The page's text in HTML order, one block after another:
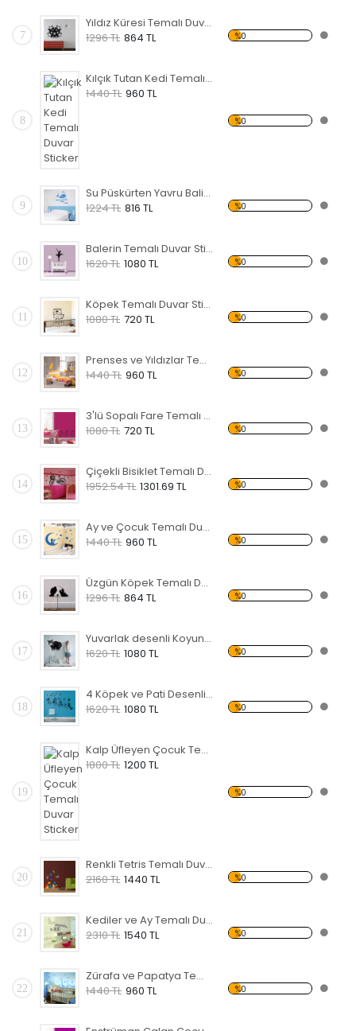
7
Yıldız Küresi Temalı Duvar Sticker
1296 TL 864 TL %0
8
Kılçık Tutan Kedi Temalı Duvar Sticker
1440 TL 960 TL
%0
9
Su Püskürten Yavru Balina Temalı Duvar Sticker
1224 TL 816 TL %0
10
Balerin Temalı Duvar Sticker
1620 TL 1080 TL %0
11
Köpek Temalı Duvar Sticker
1080 TL 720 TL %0
12
Prenses ve Yıldızlar Temalı Duvar Sticker
1440 TL 960 TL %0
13
3'lü Sopalı Fare Temalı Duvar Sticker
1080 TL 720 TL %0
14
Çiçekli Bisiklet Temalı Duvar Sticker
1952.54 TL 1301.69 TL %0
15
Ay ve Çocuk Temalı Duvar Sticker
1440 TL 960 TL %0
16
Üzgün Köpek Temalı Duvar Sticker
1296 TL 864 TL %0
17
Yuvarlak desenli Koyun Temalı Duvar Sticker
1620 TL 1080 TL %0
18
4 Köpek ve Pati Desenli Temalı Duvar Sticker
1620 TL 1080 TL %0
19
Kalp Üfleyen Çocuk Temalı Duvar Sticker
1800 TL 1200 TL
%0
20
Renkli Tetris Temalı Duvar Sticker
2160 TL 1440 TL %0
21
Kediler ve Ay Temalı Duvar Sticker
2310 TL 1540 TL %0
22
Zürafa ve Papatya Temalı Duvar Sticker
1440 TL 960 TL %0